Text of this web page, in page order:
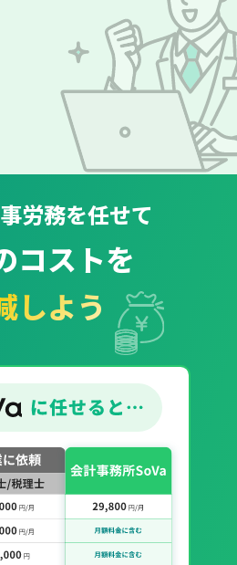
労務を任せて
コストを
しよう